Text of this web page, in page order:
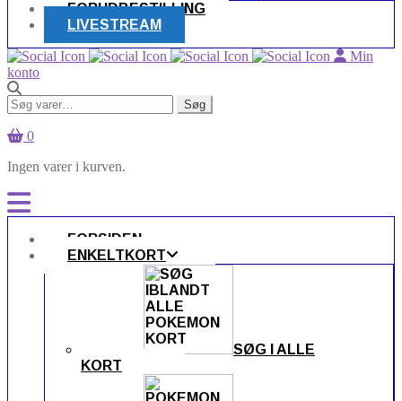
FORUDBESTILLING
LIVESTREAM
Min
konto
Søg
efter:
Søg
0
Ingen varer i kurven.
FORSIDEN
ENKELTKORT
SØG I ALLE
KORT